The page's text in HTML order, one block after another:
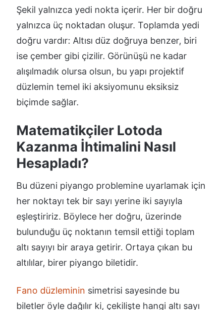
Şekil yalnızca yedi nokta içerir. Her bir doğru
yalnızca üç noktadan oluşur. Toplamda yedi
doğru vardır: Altısı düz doğruya benzer, biri
ise çember gibi çizilir. Görünüşü ne kadar
alışılmadık olursa olsun, bu yapı projektif
düzlemin temel iki aksiyomunu eksiksiz
biçimde sağlar.
Matematikçiler Lotoda
Kazanma İhtimalini Nasıl
Hesapladı?
Bu düzeni piyango problemine uyarlamak için
her noktayı tek bir sayı yerine iki sayıyla
eşleştiririz. Böylece her doğru, üzerinde
bulunduğu üç noktanın temsil ettiği toplam
altı sayıyı bir araya getirir. Ortaya çıkan bu
altılılar, birer piyango biletidir.
Fano düzleminin simetrisi sayesinde bu
biletler öyle dağılır ki, çekilişte hangi altı sayı